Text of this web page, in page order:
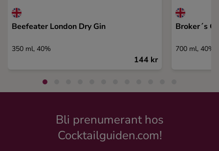
Beefeater London Dry Gin
350 ml, 40%
144 kr
Broker´s
700 ml, 40%
Bli prenumerant hos
Cocktailguiden.com!